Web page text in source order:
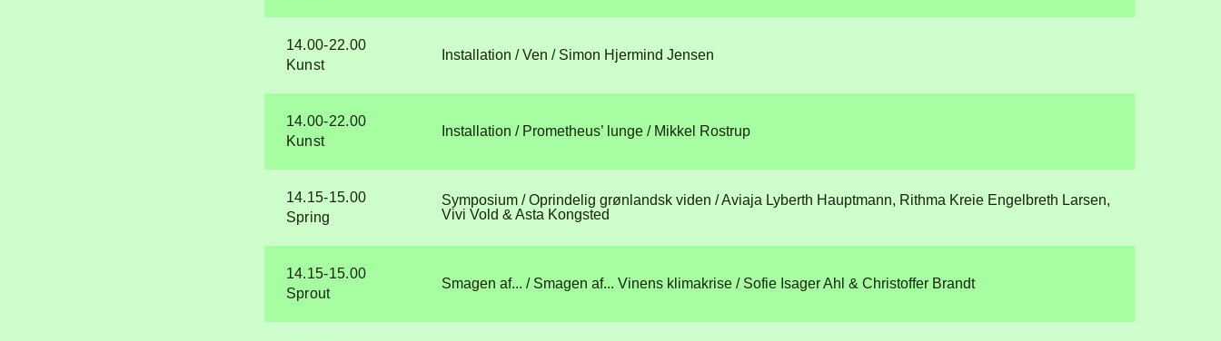
14.00-22.00
Kunst
Installation / Ven/ Simon Hjermind Jensen
14.00-22.00
Kunst
Installation / Prometheus’ lunge/ Mikkel Rostrup
14.15-15.00
Spring
Symposium / Oprindelig grønlandsk viden/ Aviaja Lyberth Hauptmann, Rithma Kreie Engelbreth Larsen,
Vivi Vold & Asta Kongsted
14.15-15.00
Sprout
Smagen af... / Smagen af... Vinens klimakrise/ Sofie Isager Ahl & Christoffer Brandt